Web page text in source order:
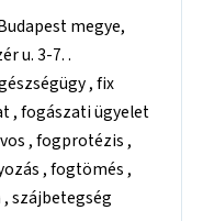
megye,
u. 3-7. .
, fix
, fogászati ügyelet
, fogprotézis ,
, fogtömés ,
szájbetegség